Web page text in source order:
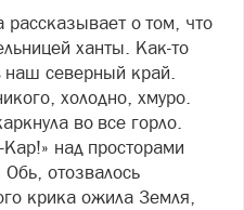
рассказывает о том, что
ханты. Как-то
наш северный край.
холодно, хмуро.
во все горло.
над просторами
отозвалось
крика ожила Земля,